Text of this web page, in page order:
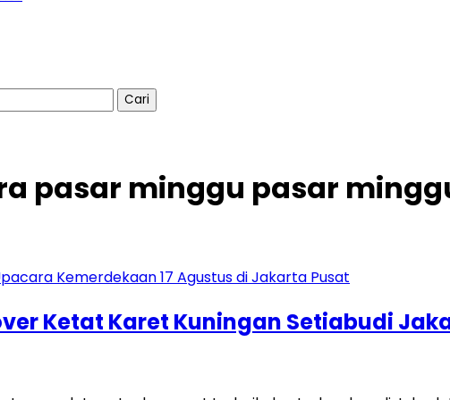
pasar minggu pasar
Ketat Karet Kuningan Setiabudi